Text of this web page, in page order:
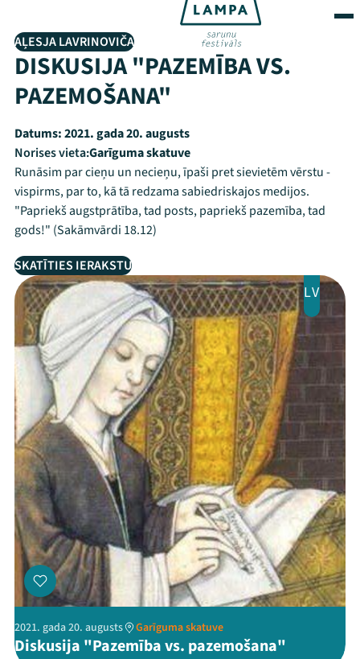
AĻESJA LAVRINOVIČA
DISKUSIJA "PAZEMĪBA VS.
PAZEMOŠANA"
Datums:2021. gada 20. augusts
Norises vieta:Garīguma skatuve
Runāsim par cieņu un necieņu, īpaši pret sievietēm vērstu -
vispirms, par to, kā tā redzama sabiedriskajos medijos.
"Papriekš augstprātība, tad posts, papriekš pazemība, tad
gods!" (Sakāmvārdi 18.12)
SKATĪTIES IERAKSTU
LV
2021. gada 20. augusts Garīguma skatuve
Diskusija "Pazemība vs. pazemošana"